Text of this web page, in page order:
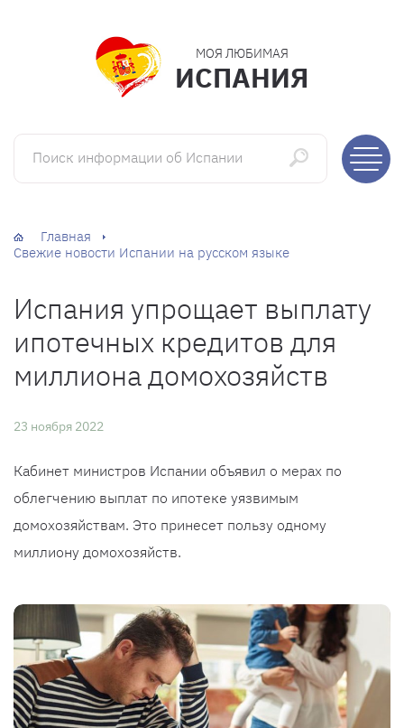
МОЯ ЛЮБИМАЯ
ИСПАНИЯ
Поиск информации об Испании
Главная
Свежие новости Испании на русском языке
Испания упрощает выплату
ипотечных кредитов для
миллиона домохозяйств
23 ноября 2022
Кабинет министров Испании объявил о мерах по
облегчению выплат по ипотеке уязвимым
домохозяйствам. Это принесет пользу одному
миллиону домохозяйств.